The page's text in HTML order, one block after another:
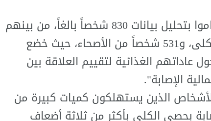
وذكرت الدراسة ، أن "الباحثين قاموا بتحليل بيانات 830 شخصاً بالغاً، من بينهم
299 مريضاً يعانون من حصوات الكلى، و531 شخصاً من الأصحاء، حيث خضع
عاداتهم الغذائية لتقييم العلاقة بين
الإصابة".
الذين يستهلكون كميات كبيرة من
بحصى الكلى بأكثر من ثلاثة أضعاف